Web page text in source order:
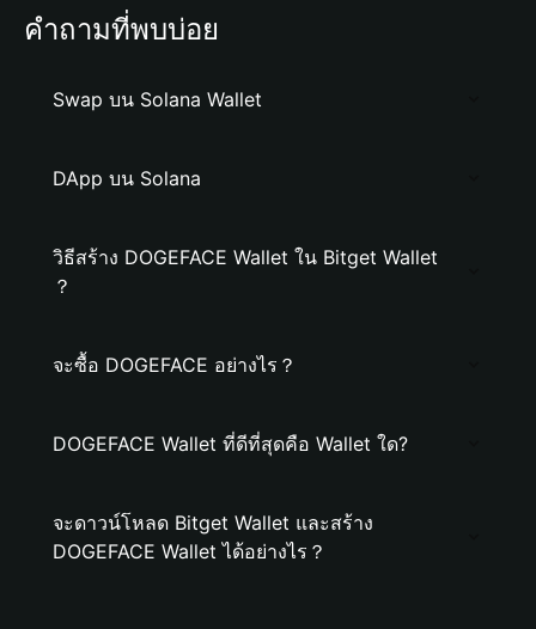
คำถามที่พบบ่อย
Swap บน Solana Wallet
DApp บน Solana
วิธีสร้าง DOGEFACE Wallet ใน Bitget Wallet
？
จะซื้อ DOGEFACE อย่างไร？
DOGEFACE Wallet ที่ดีที่สุดคือ Wallet ใด?
จะดาวน์โหลด Bitget Wallet และสร้าง
DOGEFACE Wallet ได้อย่างไร？